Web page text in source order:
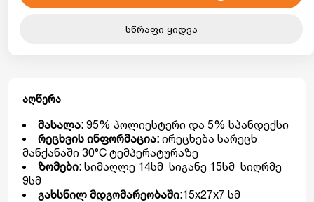
სწრაფი ყიდვა
აღწერა
მასალა: 95% პოლიესტერი და 5% სპანდექსი
რეცხვის ინფორმაცია: ირეცხება სარეცხ
მანქანაში 30°C ტემპერატურაზე
ზომები: სიმაღლე 14სმ სიგანე 15სმ სიღრმე
9სმ
გახსნილ მდგომარეობაში:15x27x7 სმ